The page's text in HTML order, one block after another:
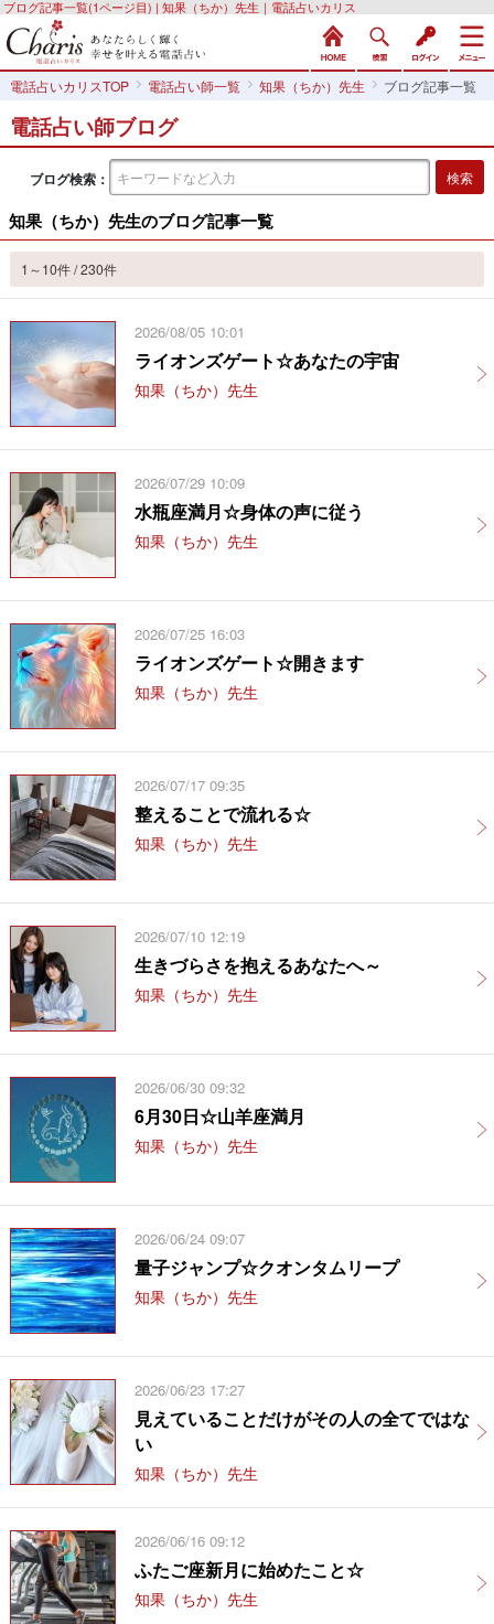
ブログ記事一覧(1ページ目) | 知果（ちか）先生｜電話占いカリス
電話占いカリスTOP 電話占い師一覧 知果（ちか）先生 ブログ記事一覧
電話占い師ブログ
ブログ検索：
知果（ちか）先生のブログ記事一覧
1～10件 / 230件
2026/08/05 10:01
ライオンズゲート☆あなたの宇宙
知果（ちか）先生
2026/07/29 10:09
水瓶座満月☆身体の声に従う
知果（ちか）先生
2026/07/25 16:03
ライオンズゲート☆開きます
知果（ちか）先生
2026/07/17 09:35
整えることで流れる☆
知果（ちか）先生
2026/07/10 12:19
生きづらさを抱えるあなたへ～
知果（ちか）先生
2026/06/30 09:32
6月30日☆山羊座満月
知果（ちか）先生
2026/06/24 09:07
量子ジャンプ☆クオンタムリープ
知果（ちか）先生
2026/06/23 17:27
見えていることだけがその人の全てではな
い
知果（ちか）先生
2026/06/16 09:12
ふたご座新月に始めたこと☆
知果（ちか）先生